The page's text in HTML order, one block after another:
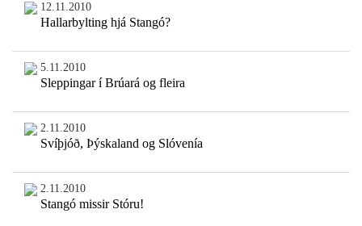
12.11.2010
Hallarbylting hjá Stangó?
5.11.2010
Sleppingar í Brúará og fleira
2.11.2010
Svíþjóð, Þýskaland og Slóvenía
2.11.2010
Stangó missir Stóru!